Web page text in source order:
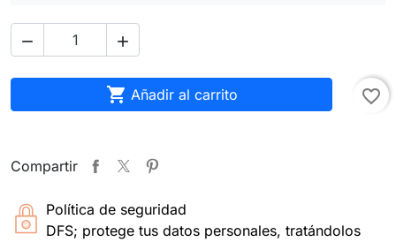
 
 Añadir al carrito favorite_border
Compartir
Política de seguridad
DFS; protege tus datos personales, tratándolos